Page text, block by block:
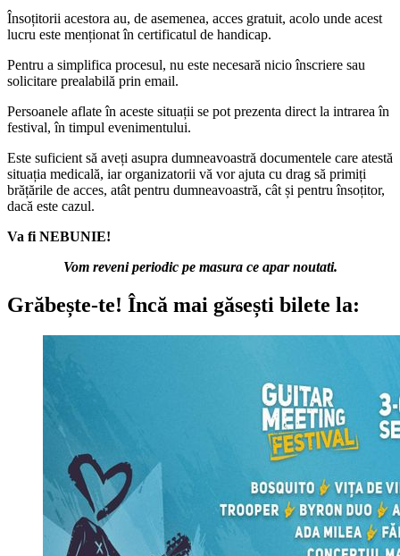
Însoțitorii acestora au, de asemenea, acces gratuit, acolo unde acest
lucru este menționat în certificatul de handicap.
Pentru a simplifica procesul, nu este necesară nicio înscriere sau
solicitare prealabilă prin email.
Persoanele aflate în aceste situații se pot prezenta direct la intrarea în
festival, în timpul evenimentului.
Este suficient să aveți asupra dumneavoastră documentele care atestă
situația medicală, iar organizatorii vă vor ajuta cu drag să primiți
brățările de acces, atât pentru dumneavoastră, cât și pentru însoțitor,
dacă este cazul.
Va fi NEBUNIE!
Vom reveni periodic pe masura ce apar noutati.
Grăbește-te! Încă mai găsești bilete la: